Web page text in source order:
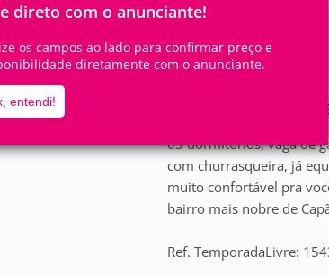
direto com o anunciante!
os campos ao lado para confirmar preço e
diretamente com o anunciante.
entendi!
7
1Suíte
Apartamento
03 dormitórios, vaga de
com churrasqueira, já
muito confortável pra
bairro mais nobre de
Ref. TemporadaLivre: